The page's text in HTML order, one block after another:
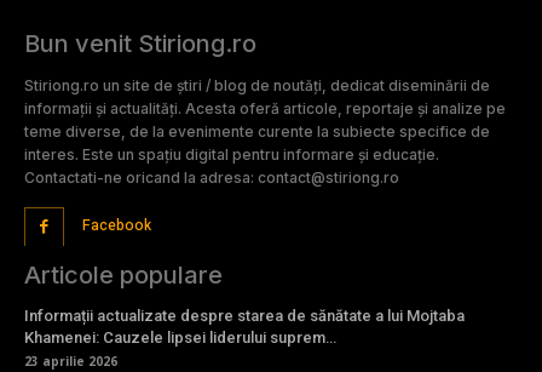
Bun venit Stiriong.ro
Stiriong.ro un site de știri / blog de noutăți, dedicat diseminării de
informații și actualități. Acesta oferă articole, reportaje și analize pe
teme diverse, de la evenimente curente la subiecte specifice de
interes. Este un spațiu digital pentru informare și educație.
Contactati-ne oricand la adresa: contact@stiriong.ro
Facebook
Articole populare
Informații actualizate despre starea de sănătate a lui Mojtaba
Khamenei: Cauzele lipsei liderului suprem…
23 aprilie 2026